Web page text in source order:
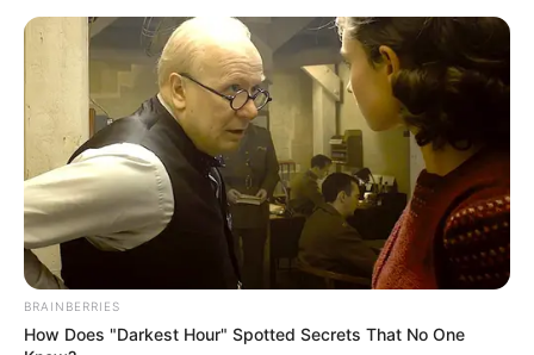
com água, vinagre e bicarbonato de sódio. Depois,
esfregue o ferrugem com uma esponja de aço até
removê-lo por completo.
BRAINBERRIES
How Does "Darkest Hour" Spotted Secrets That No One